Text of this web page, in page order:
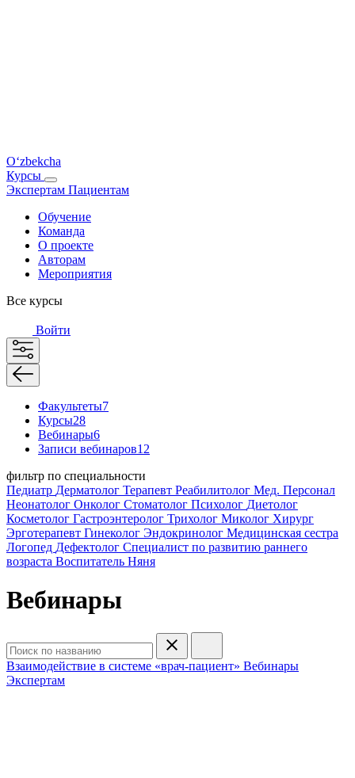
O‘zbekcha
Курсы
Экспертам Пациентам
Обучение
Команда
О проекте
Авторам
Мероприятия
Все курсы
Войти
Факультеты7
Курсы28
Вебинары6
Записи вебинаров12
фильтр по специальности
Педиатр Дерматолог Терапевт Реабилитолог Мед. Персонал
Неонатолог Онколог Стоматолог Психолог Диетолог
Косметолог Гастроэнтеролог Трихолог Миколог Хирург
Эрготерапевт Гинеколог Эндокринолог Медицинская сестра
Логопед Дефектолог Специалист по развитию раннего
возраста Воспитатель Няня
Вебинары
Взаимодействие в системе «врач-пациент» Вебинары
Экспертам